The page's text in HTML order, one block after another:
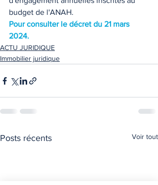
budget de l'ANAH.
Pour consulter le décret du 21 mars
2024.
ACTU JURIDIQUE
Immobilier juridique
Posts récents Voir tout